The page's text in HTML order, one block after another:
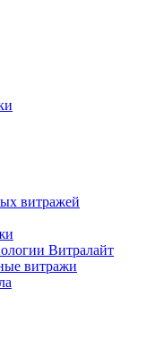
витражей
Витралайт
витражи